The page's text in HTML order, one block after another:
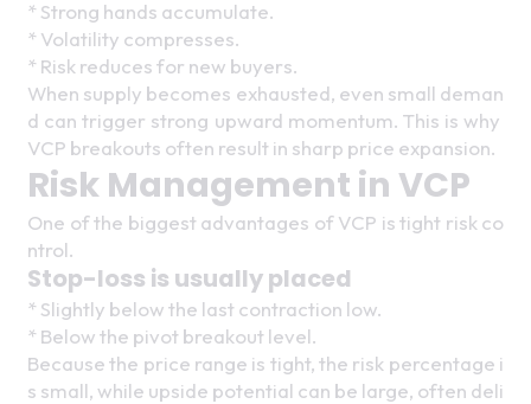
* Strong hands accumulate.
* Volatility compresses.
* Risk reduces for new buyers.
When supply becomes exhausted, even small deman
d can trigger strong upward momentum. This is why
VCP breakouts often result in sharp price expansion.
Risk Management in VCP
One of the biggest advantages of VCP is tight risk co
ntrol.
Stop-loss is usually placed
* Slightly below the last contraction low.
* Below the pivot breakout level.
Because the price range is tight, the risk percentage i
s small, while upside potential can be large, often deli